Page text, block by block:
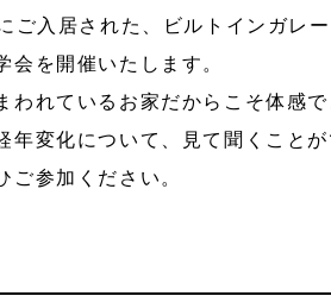
ご入居された、ビルトインガレ
会を開催いたします。
われているお家だからこそ体感
年変化について、見て聞くこと
ぜひご参加くださ